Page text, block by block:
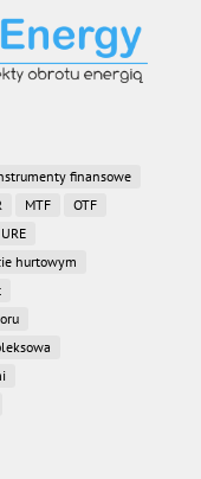
finansowe
MTF
OTF
hurtowym